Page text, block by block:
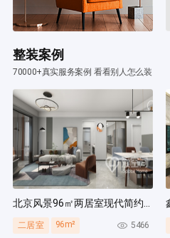
整装案例
70000+真实服务案例 看看别人怎么装
北京风景96㎡两居室现代简约风装修案例
二居室 96m² 5466